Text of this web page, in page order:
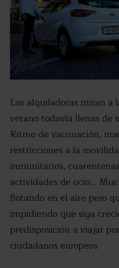
Las alquiladoras miran a
verano todavía llenas de
Ritmo de vacunación,
restricciones a la
inmunitarios,
actividades de ocio…
flotando en el aire pero
impidiendo que siga
predisposición a viajar
ciudadanos europeos.